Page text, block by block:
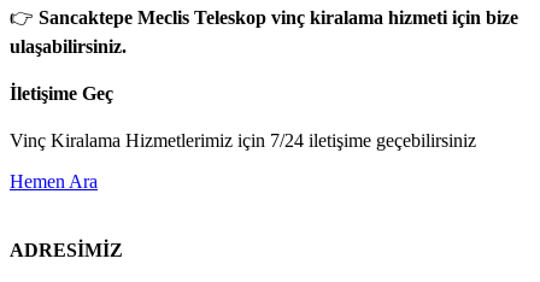
👉 Sancaktepe Meclis Teleskop vinç kiralama hizmeti için bize
ulaşabilirsiniz.
İletişime Geç
Vinç Kiralama Hizmetlerimiz için 7/24 iletişime geçebilirsiniz
Hemen Ara
ADRESİMİZ